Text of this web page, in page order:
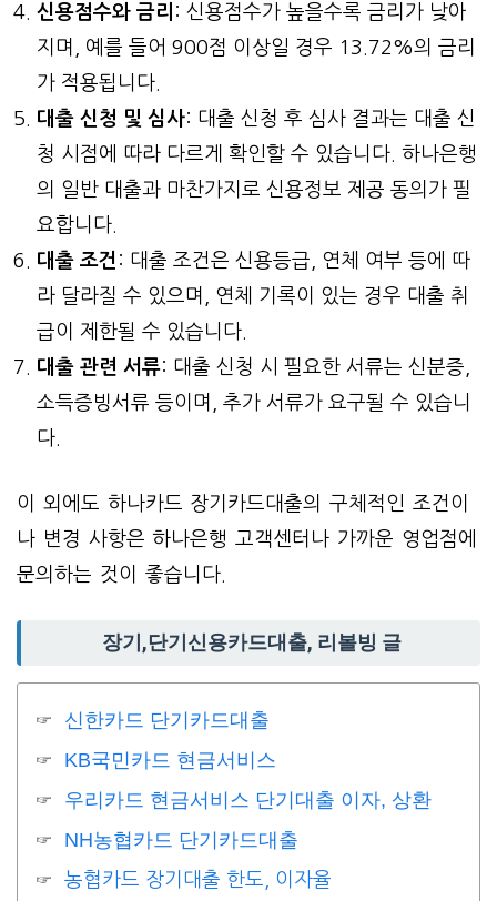
신용점수와 금리 : 신용점수가 높을수록 금리가 낮아
지며, 예를 들어 900점 이상일 경우 13.72%의 금리
가 적용됩니다.
대출 신청 및 심사: 대출 신청 후 심사 결과는 대출 신
청 시점에 따라 다르게 확인할 수 있습니다. 하나은행
의 일반 대출과 마찬가지로 신용정보 제공 동의가 필
요합니다.
대출 조건 : 대출 조건은 신용등급, 연체 여부 등에 따
라 달라질 수 있으며, 연체 기록이 있는 경우 대출 취
급이 제한될 수 있습니다.
대출 관련 서류: 대출 신청 시 필요한 서류는 신분증,
소득증빙서류 등이며, 추가 서류가 요구될 수 있습니
다.
이 외에도 하나카드 장기카드대출의 구체적인 조건이
나 변경 사항은 하나은행 고객센터나 가까운 영업점에
문의하는 것이 좋습니다.
장기,단기신용카드대출, 리볼빙 글
신한카드 단기카드대출
KB국민카드 현금서비스
우리카드 현금서비스 단기대출 이자, 상환
NH농협카드 단기카드대출
농협카드 장기대출 한도, 이자율